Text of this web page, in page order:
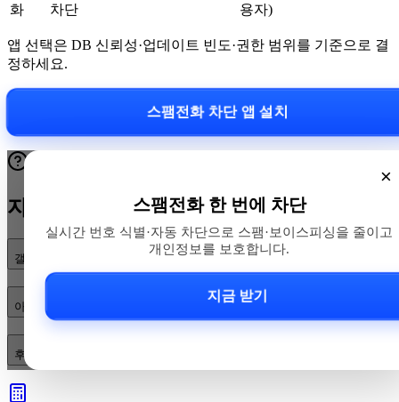
화
차단
용자)
앱 선택은 DB 신뢰성·업데이트 빈도·권한 범위를 기준으로 결
정하세요.
스팸전화 차단 앱 설치
×
스팸전화 한 번에 차단
실시간 번호 식별·자동 차단으로 스팸·보이스피싱을 줄이고
개인정보를 보호합니다.
지금 받기
자주 묻는 질문
갤럭시(안드로이드)에서 스팸 전화 차단 어떻게 하나요?
아이폰에서 스팸 전화·문자 차단은 어떻게 설정하나요?
후스콜·후후·T전화 중 무엇을 골라야 하나요?